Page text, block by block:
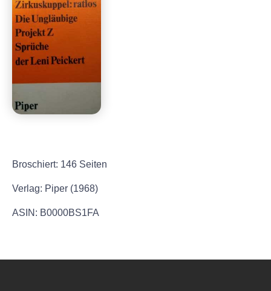
Broschiert: 146 Seiten
Verlag: Piper (1968)
ASIN: B0000BS1FA